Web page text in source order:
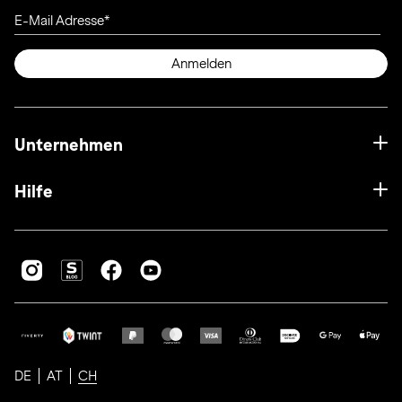
E-Mail Adresse
Anmelden
Unternehmen
Hilfe
DE AT CH